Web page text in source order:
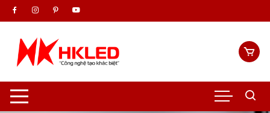
Chuyển
tới
dung